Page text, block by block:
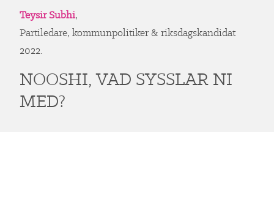
Teysir Subhi,
Partiledare, kommunpolitiker & riksdagskandidat
2022.
NOOSHI, VAD SYSSLAR NI
MED?